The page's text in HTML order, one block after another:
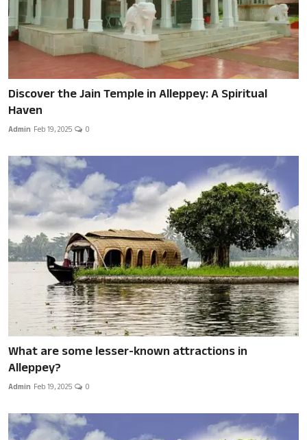
Discover the Jain Temple in Alleppey: A Spiritual
Haven
Admin Feb 19, 2025 0
What are some lesser-known attractions in
Alleppey?
Admin Feb 19, 2025 0